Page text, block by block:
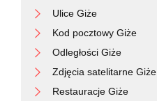
Ulice Giże
Kod pocztowy Giże
Odległości Giże
Zdjęcia satelitarne Giże
Restauracje Giże